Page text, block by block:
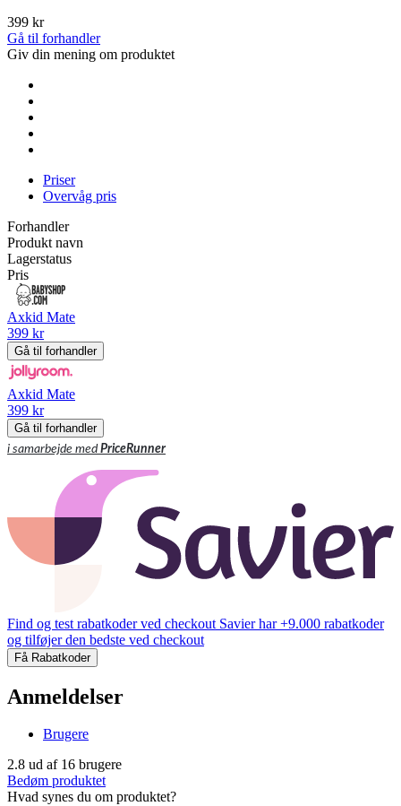
399 kr
Gå til forhandler
Giv din mening om produktet
Priser
Overvåg pris
Forhandler
Produkt navn
Lagerstatus
Pris
Axkid Mate
399 kr
Gå til forhandler
Axkid Mate
399 kr
Gå til forhandler
i samarbejde medPriceRunner
Find og test rabatkoder ved checkout Savier har +9.000 rabatkoder
og tilføjer den bedste ved checkout
Få Rabatkoder
Anmeldelser
Brugere
2.8 ud af 16 brugere
Bedøm produktet
Hvad synes du om produktet?